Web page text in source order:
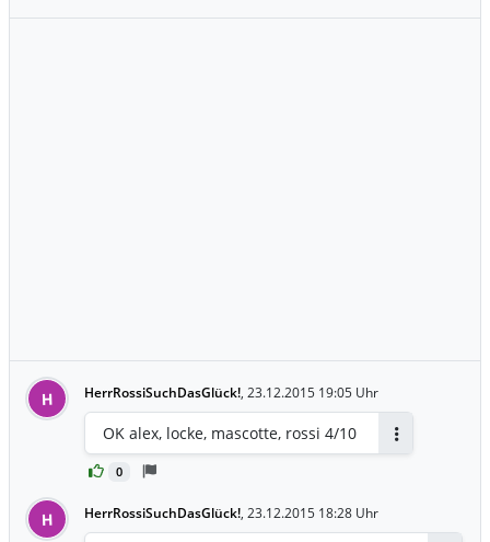
H HerrRossiSuchDasGlück!, 23.12.2015 19:05 Uhr
0
OK alex, locke, mascotte, rossi 4/10
H HerrRossiSuchDasGlück!, 23.12.2015 18:28 Uhr